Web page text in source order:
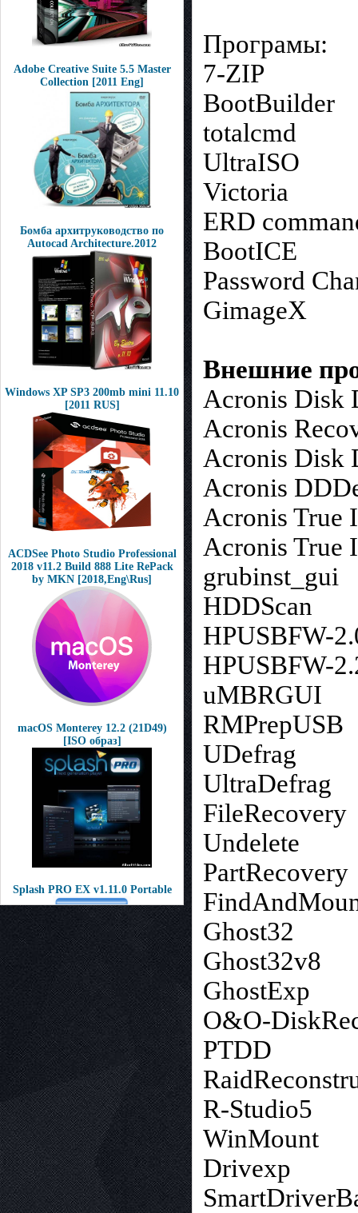
Adobe Creative Suite 5.5 Master
Collection [2011 Eng]
Бомба архитруководство по
Autocad Architecture.2012
Windows XP SP3 200mb mini 11.10
[2011 RUS]
ACDSee Photo Studio Professional
2018 v11.2 Build 888 Lite RePack
by MKN [2018,Eng\Rus]
macOS Monterey 12.2 (21D49)
[ISO образ]
Splash PRO EX v1.11.0 Portable
Програмы:
7-ZIP
BootBuilder
totalcmd
UltraISO
Victoria
ERD
BootICE
Password
GimageX
Внешние
Acronis Disk
Acronis
Acronis Disk
Acronis
Acronis True
Acronis True
grubinst_gui
HDDScan
HPUSBFW-
HPUSBFW-
uMBRGUI
RMPrepUSB
UDefrag
UltraDefrag
FileRecovery
Undelete
PartRecovery
Ghost32
Ghost32v8
GhostExp
O&O-
PTDD
R-Studio5
WinMount
Drivexp